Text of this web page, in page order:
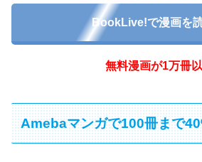
BookLive!で漫画を
無料漫画が1万冊
Amebaマンガで100冊まで